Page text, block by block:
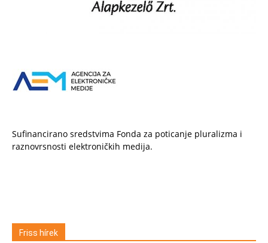
Sufinancirano sredstvima Fonda za poticanje pluralizma i
raznovrsnosti elektroničkih medija.
Friss hírek